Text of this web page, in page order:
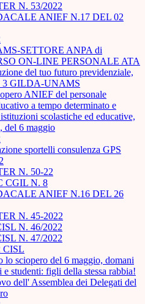
N. 53/2022
ANIEF N.17 DEL 02
SETTORE ANPA di
ON-LINE PERSONALE ATA
del tuo futuro previdenziale,
3 GILDA-UNAMS
ANIEF del personale
a tempo determinato e
scolastiche ed educative,
del 6 maggio
sportelli consulenza GPS
N. 50-22
CGIL N. 8
ANIEF N.16 DEL 26
N. 45-2022
N. 46/2022
N. 47/2022
CISL
lo sciopero del 6 maggio, domani
e studenti: figli della stessa rabbia!
dell' Assemblea dei Delegati del